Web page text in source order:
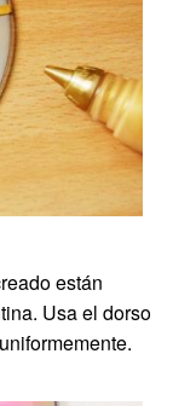
están
Usa el dorso